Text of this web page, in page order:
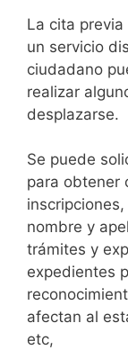
​​​​​​​​​​​​​​​​​​​​​​​​​​​​La cita
un servicio
ciudadano
realizar
desplazarse.​
Se puede
para obtener
nombre y
trámites y
expedientes
afectan al
etc,